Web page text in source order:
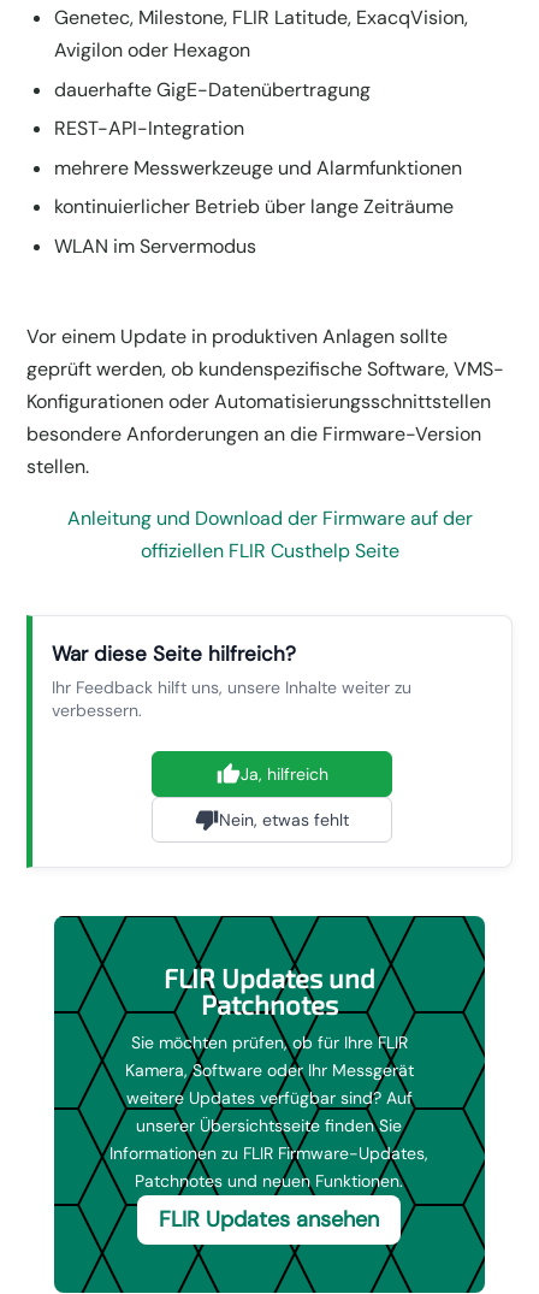
Genetec, Milestone, FLIR Latitude, ExacqVision,
Avigilon oder Hexagon
dauerhafte GigE-Datenübertragung
REST-API-Integration
mehrere Messwerkzeuge und Alarmfunktionen
kontinuierlicher Betrieb über lange Zeiträume
WLAN im Servermodus
Vor einem Update in produktiven Anlagen sollte
geprüft werden, ob kundenspezifische Software, VMS-
Konfigurationen oder Automatisierungsschnittstellen
besondere Anforderungen an die Firmware-Version
stellen.
Anleitung und Download der Firmware auf der
offiziellen FLIR Custhelp Seite
War diese Seite hilfreich?
Ihr Feedback hilft uns, unsere Inhalte weiter zu
verbessern.
Ja, hilfreich
Nein, etwas fehlt
FLIR Updates und
Patchnotes
Sie möchten prüfen, ob für Ihre FLIR
Kamera, Software oder Ihr Messgerät
weitere Updates verfügbar sind? Auf
unserer Übersichtsseite finden Sie
Informationen zu FLIR Firmware-Updates,
Patchnotes und neuen Funktionen.
FLIR Updates ansehen